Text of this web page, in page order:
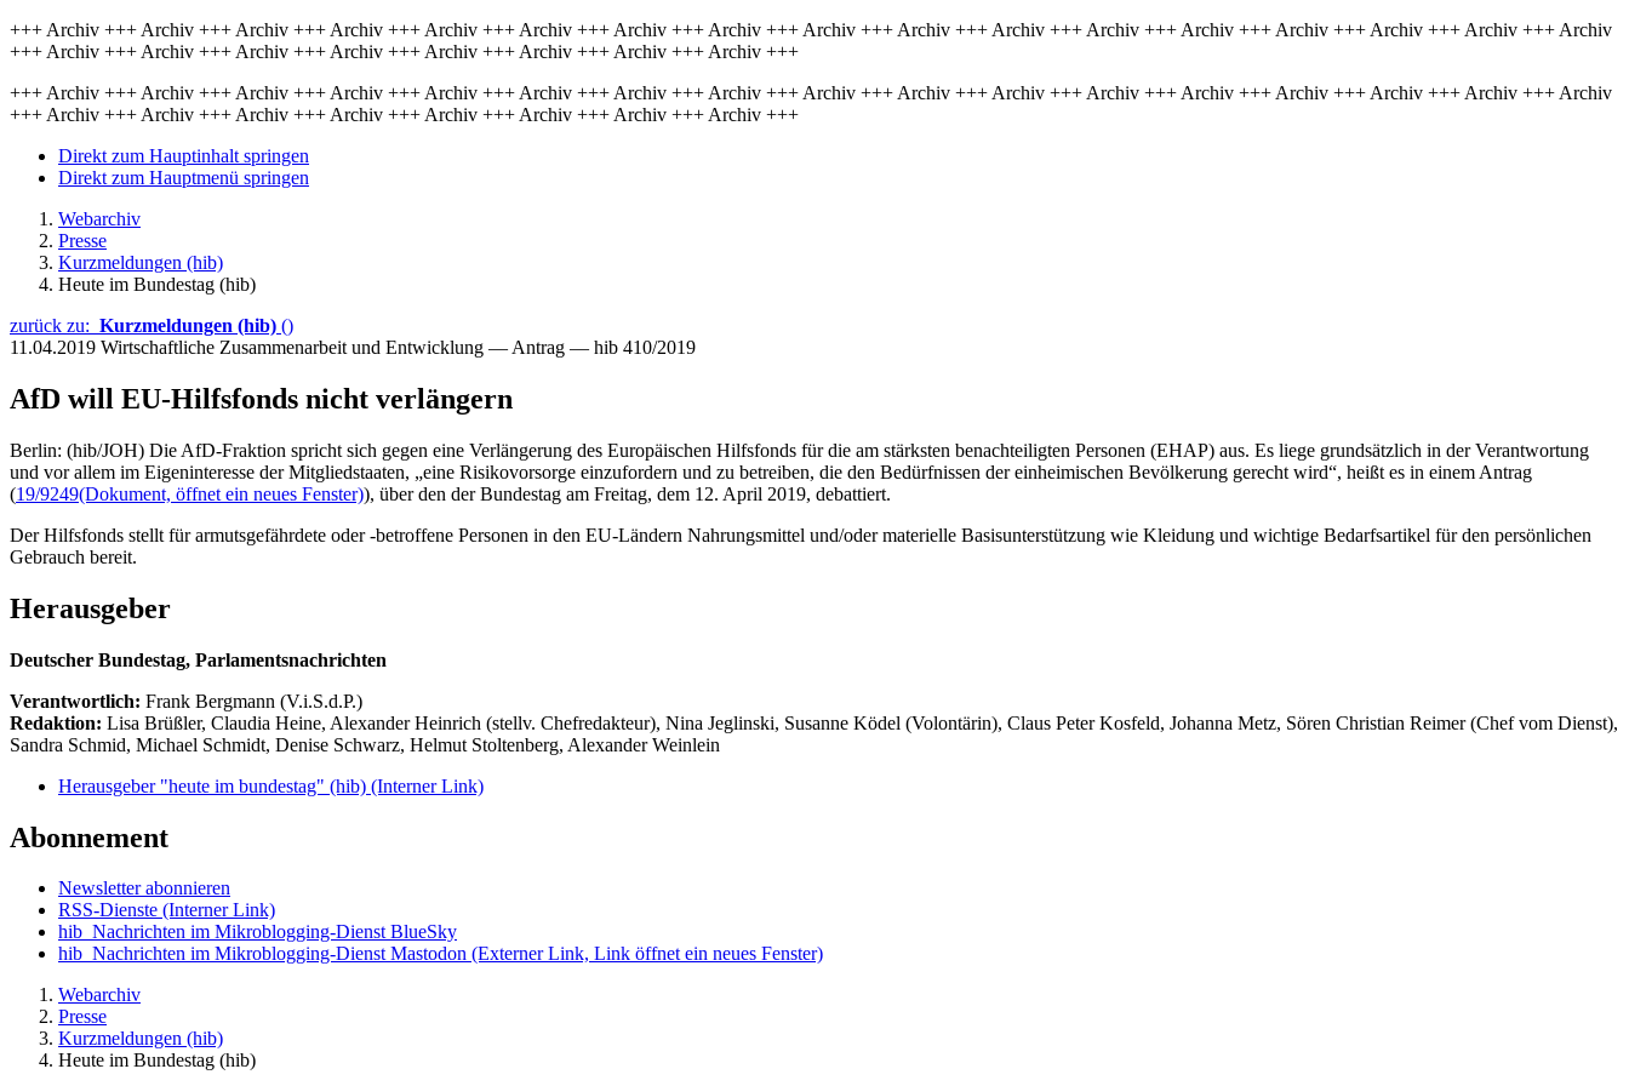
+++ Archiv +++ Archiv +++ Archiv +++ Archiv +++ Archiv +++ Archiv +++ Archiv +++ Archiv +++ Archiv +++ Archiv +++ Archiv +++ Archiv +++ Archiv +++ Archiv +++ Archiv +++ Archiv +++ Archiv
+++ Archiv +++ Archiv +++ Archiv +++ Archiv +++ Archiv +++ Archiv +++ Archiv +++ Archiv +++
+++ Archiv +++ Archiv +++ Archiv +++ Archiv +++ Archiv +++ Archiv +++ Archiv +++ Archiv +++ Archiv +++ Archiv +++ Archiv +++ Archiv +++ Archiv +++ Archiv +++ Archiv +++ Archiv +++ Archiv
+++ Archiv +++ Archiv +++ Archiv +++ Archiv +++ Archiv +++ Archiv +++ Archiv +++ Archiv +++
Direkt zum Hauptinhalt springen
Direkt zum Hauptmenü springen
Webarchiv
Presse
Kurzmeldungen (hib)
Heute im Bundestag (hib)
zurück zu: Kurzmeldungen (hib) ()
11.04.2019 Wirtschaftliche Zusammenarbeit und Entwicklung — Antrag — hib 410/2019
AfD will EU-Hilfsfonds nicht verlängern
Berlin: (hib/JOH) Die AfD-Fraktion spricht sich gegen eine Verlängerung des Europäischen Hilfsfonds für die am stärksten benachteiligten Personen (EHAP) aus. Es liege grundsätzlich in der Verantwortung
und vor allem im Eigeninteresse der Mitgliedstaaten, „eine Risikovorsorge einzufordern und zu betreiben, die den Bedürfnissen der einheimischen Bevölkerung gerecht wird“, heißt es in einem Antrag
(19/9249(Dokument, öffnet ein neues Fenster)), über den der Bundestag am Freitag, dem 12. April 2019, debattiert.
Der Hilfsfonds stellt für armutsgefährdete oder -betroffene Personen in den EU-Ländern Nahrungsmittel und/oder materielle Basisunterstützung wie Kleidung und wichtige Bedarfsartikel für den persönlichen
Gebrauch bereit.
Herausgeber
Deutscher Bundestag, Parlamentsnachrichten
Verantwortlich: Frank Bergmann (V.i.S.d.P.)
Redaktion: Lisa Brüßler, Claudia Heine, Alexander Heinrich (stellv. Chefredakteur), Nina Jeglinski, Susanne Ködel (Volontärin), Claus Peter Kosfeld, Johanna Metz, Sören Christian Reimer (Chef vom Dienst),
Sandra Schmid, Michael Schmidt, Denise Schwarz, Helmut Stoltenberg, Alexander Weinlein
Herausgeber "heute im bundestag" (hib) (Interner Link)
Abonnement
Newsletter abonnieren
RSS-Dienste (Interner Link)
hib_Nachrichten im Mikroblogging-Dienst BlueSky
hib_Nachrichten im Mikroblogging-Dienst Mastodon (Externer Link, Link öffnet ein neues Fenster)
Webarchiv
Presse
Kurzmeldungen (hib)
Heute im Bundestag (hib)